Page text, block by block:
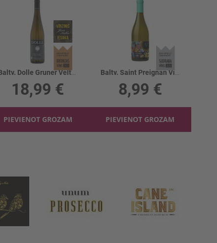
Baltv. Dolle Gruner Veltliner Roseng. 12.5%
18,99 €
PIEVIENOT GROZAM
Baltv. Saint Preignan Viognier 13%
8,99 €
PIEVIENOT GROZAM